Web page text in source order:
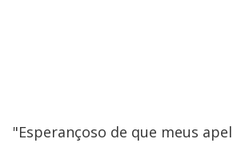
"Esperançoso de que meus